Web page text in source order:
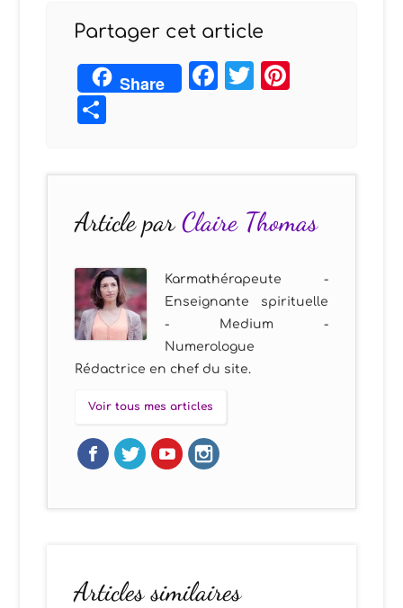
Partager cet article
Share Facebook
Twitter
Article parClaire Thomas
Karmathérapeute -
Enseignante spirituelle
- Medium -
Numerologue
Rédactrice en chef du site.
Voir tous mes articles
Articles similaires